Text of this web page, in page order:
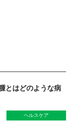
とはどのような病
ヘルスケア